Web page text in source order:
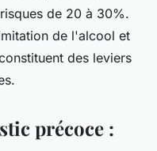
de 20 à 30%.
de l'alcool et
des leviers
précoce :